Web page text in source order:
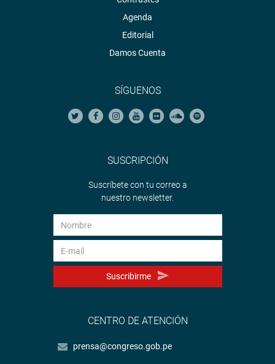
Agenda
Editorial
Damos Cuenta
SÍGUENOS
SUSCRIPCIÓN
Suscríbete con tu correo a
nuestro newsletter.
Suscribirme
CENTRO DE ATENCIÓN
prensa@congreso.gob.pe